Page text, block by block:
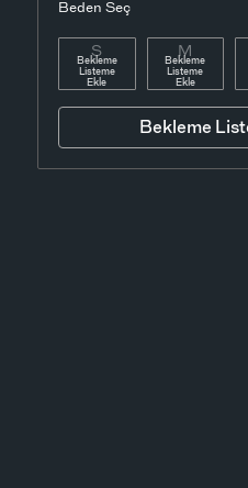
Beden Seç
S
Bekleme
Listeme
Ekle
M
Bekleme
Listeme
Ekle
Bekleme